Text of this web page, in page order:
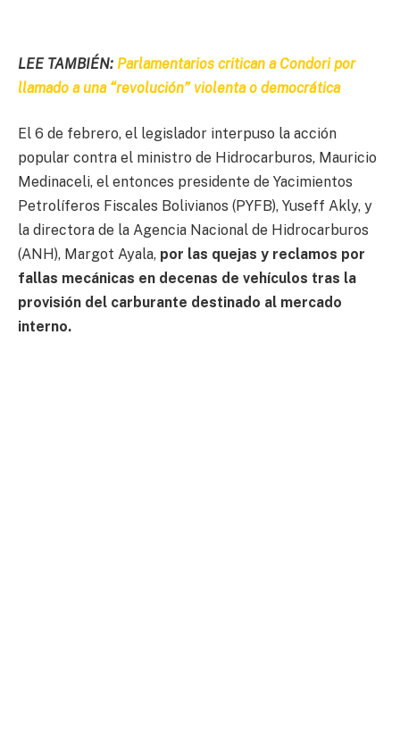
LEE TAMBIÉN: Parlamentarios critican a Condori por
llamado a una “revolución” violenta o democrática
El 6 de febrero, el legislador interpuso la acción
popular contra el ministro de Hidrocarburos, Mauricio
Medinaceli, el entonces presidente de Yacimientos
Petrolíferos Fiscales Bolivianos (PYFB), Yuseff Akly, y
la directora de la Agencia Nacional de Hidrocarburos
(ANH), Margot Ayala, por las quejas y reclamos por
fallas mecánicas en decenas de vehículos tras la
provisión del carburante destinado al mercado
interno.